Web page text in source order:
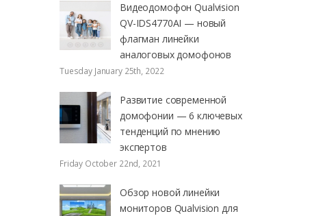
Видеодомофон Qualvision
QV-IDS4770AI — новый
флагман линейки
аналоговых домофонов
Tuesday January 25th, 2022
Развитие современной
домофонии — 6 ключевых
тенденций по мнению
экспертов
Friday October 22nd, 2021
Обзор новой линейки
мониторов Qualvision для